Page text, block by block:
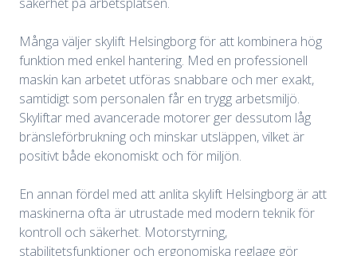
Många väljer skylift Helsingborg för att kombinera hög
funktion med enkel hantering. Med en professionell
maskin kan arbetet utföras snabbare och mer exakt,
samtidigt som personalen får en trygg arbetsmiljö.
Skyliftar med avancerade motorer ger dessutom låg
bränsleförbrukning och minskar utsläppen, vilket är
positivt både ekonomiskt och för miljön.
En annan fördel med att anlita skylift Helsingborg är att
maskinerna ofta är utrustade med modern teknik för
kontroll och säkerhet. Motorstyrning,
stabilitetsfunktioner och ergonomiska reglage gör